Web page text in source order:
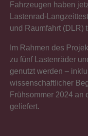
Fahrzeugen haben
Lastenrad-
und Raumfahrt (DLR)
Im Rahmen des
zu fünf Lastenräder
genutzt werden –
wissenschaftlicher
Frühsommer 2024 an
geliefert.